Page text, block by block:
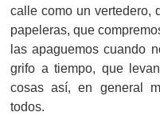
calle como un vertedero,
papeleras, que
las apaguemos cuando
grifo a tiempo, que
cosas así, en general
todos.